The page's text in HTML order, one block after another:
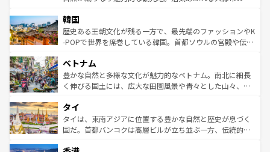
ワイを、存分に味わってほしい。 なお、新着のハワイ情報
はコンテンツ一覧を参照してほしい。
いる。アクティビティも充実しており、サーフィンやダイ
ビング、ハイキングなど、アウトドア好きにはたまらな
い。オーストラリアの多彩な魅力を存分に味わいつくそ
参照してほしい。
ン）、静ひつな山岳地帯である台湾東部など、都市の喧騒
と山間の静けさが共存しており、訪れる人に新しい発見と
驚きをもたらしてくれる。また、奥深い台湾の食文化も魅
容にもいいと評判のスイーツなど、バラエティ豊かな料理
が味わえる。 なお、新着の台湾情報は コンテンツ一覧を参
照してほしい。
韓国
歴史ある王朝文化が残る一方で、最先端のファッションやK
-POPで世界を席巻している韓国。首都ソウルの宮殿や伝統
き、地方に足を延ばせば四季折々の自然美を楽しむことが
できる。そして、キムチや焼肉、絶品のストリートフード
まで、さまざまな韓国料理が待っている。夜には、韓国な
リティに包まれながら、韓国の多彩な魅力を心ゆくまで味
わってみてほしい。 なお、新着の韓国情報はコンテンツ一
覧を参照してほしい。
ベトナム
豊かな自然と多様な文化が魅力的なベトナム。南北に細長
く伸びる国土には、広大な田園風景や青々とした山々、世
急速な発展と共に伝統が息づく。ハノイの古い町並みやホ
ーチミン市のフランス統治時代の建物も、独特の雰囲気を
醸し出している。また、バラエティの豊かさとおいしさで
タイ
タイは、東南アジアに位置する豊かな自然と歴史が息づく
国だ。首都バンコクは高層ビルが立ち並ぶ一方、伝統的な